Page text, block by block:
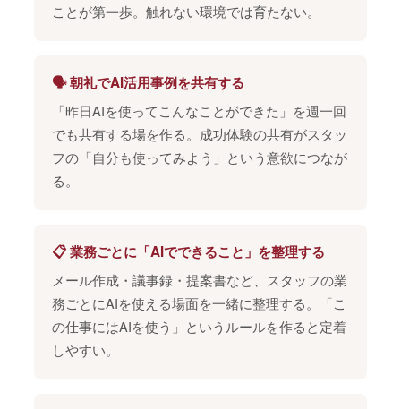
ことが第一歩。触れない環境では育たない。
🗣️ 朝礼でAI活用事例を共有する
「昨日AIを使ってこんなことができた」を週一回
でも共有する場を作る。成功体験の共有がスタッ
フの「自分も使ってみよう」という意欲につなが
る。
📋 業務ごとに「AIでできること」を整理する
メール作成・議事録・提案書など、スタッフの業
務ごとにAIを使える場面を一緒に整理する。「こ
の仕事にはAIを使う」というルールを作ると定着
しやすい。